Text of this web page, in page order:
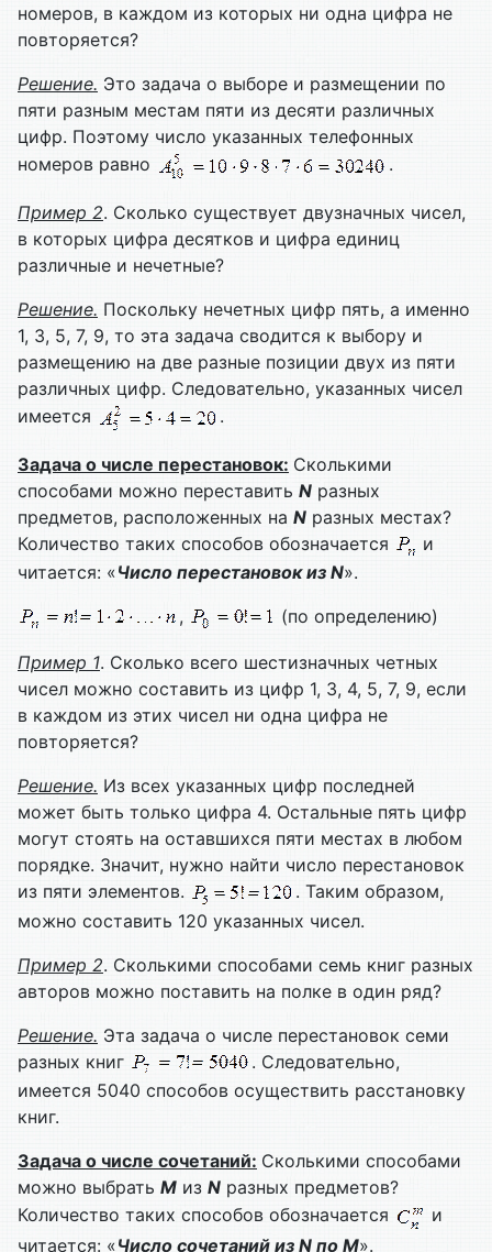
номеров, в каждом из которых ни одна цифра не
повторяется?
Решение. Это задача о выборе и размещении по
пяти разным местам пяти из десяти различных
цифр. Поэтому число указанных телефонных
номеров равно
.
Пример 2. Сколько существует двузначных чисел,
в которых цифра десятков и цифра единиц
различные и нечетные?
Решение. Поскольку нечетных цифр пять, а именно
1, 3, 5, 7, 9, то эта задача сводится к выбору и
размещению на две разные позиции двух из пяти
различных цифр. Следовательно, указанных чисел
имеется
.
Задача о числе перестановок: Сколькими
способами можно переставить N разных
предметов, расположенных на N разных местах?
Количество таких способов обозначается
и
читается: «Число перестановок из N».
,
(по определению)
Пример 1. Сколько всего шестизначных четных
чисел можно составить из цифр 1, 3, 4, 5, 7, 9, если
в каждом из этих чисел ни одна цифра не
повторяется?
Решение. Из всех указанных цифр последней
может быть только цифра 4. Остальные пять цифр
могут стоять на оставшихся пяти местах в любом
порядке. Значит, нужно найти число перестановок
из пяти элементов.
. Таким образом,
можно составить 120 указанных чисел.
Пример 2. Сколькими способами семь книг разных
авторов можно поставить на полке в один ряд?
Решение. Эта задача о числе перестановок семи
разных книг
. Следовательно,
имеется 5040 способов осуществить расстановку
книг.
Задача о числе сочетаний: Сколькими способами
можно выбрать M из N разных предметов?
Количество таких способов обозначается
и
читается: «Число сочетаний из N по M».